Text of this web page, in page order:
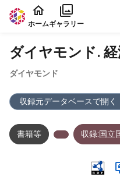
本文に飛ぶ
ホームギャラリー
ダイヤモンド.
ダイヤモンド
収録元データベースで開く
書籍等 収録:国立